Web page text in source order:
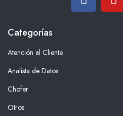
Categorías
Atención al Cliente
Analista de Datos
Chofer
Otros